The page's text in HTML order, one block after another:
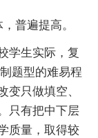
普遍提高。
学生实际，复
题型的难易程
变只做填空、
只有把中下层
质量，取得较